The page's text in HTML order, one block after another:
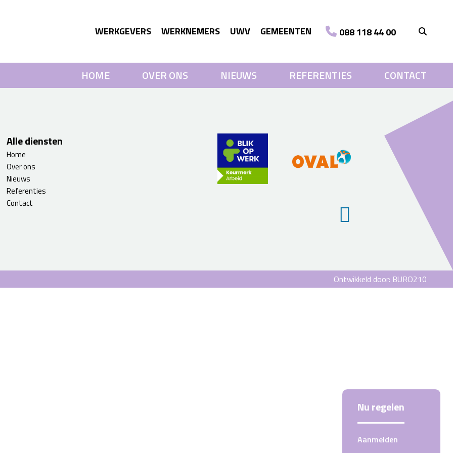
WERKGEVERS WERKNEMERS UWV GEMEENTEN 088 118 44 00
HOME OVER ONS NIEUWS REFERENTIES CONTACT
Alle diensten
Home
Over ons
Nieuws
Referenties
Contact
Ontwikkeld door: BURO210
Nu regelen
Aanmelden